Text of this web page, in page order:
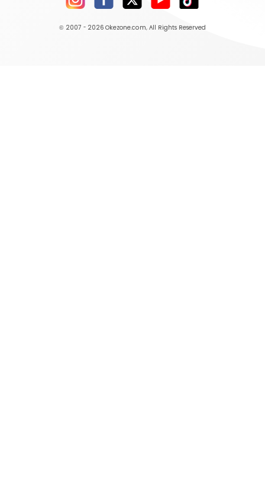
© 2007 - 2026 Okezone.com, All Rights Reserved